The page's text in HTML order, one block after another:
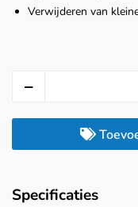
Verwijderen van
Specificaties